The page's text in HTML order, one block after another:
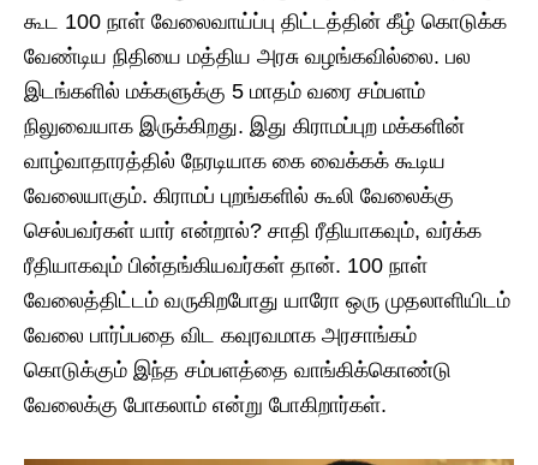
கூட 100 நாள் வேலைவாய்ப்பு திட்டத்தின் கீழ் கொடுக்க
வேண்டிய நிதியை மத்திய அரசு வழங்கவில்லை. பல
இடங்களில் மக்களுக்கு 5 மாதம் வரை சம்பளம்
நிலுவையாக இருக்கிறது. இது கிராமப்புற மக்களின்
வாழ்வாதாரத்தில் நேரடியாக கை வைக்கக் கூடிய
வேலையாகும். கிராமப் புறங்களில் கூலி வேலைக்கு
செல்பவர்கள் யார் என்றால்? சாதி ரீதியாகவும், வர்க்க
ரீதியாகவும் பின்தங்கியவர்கள் தான். 100 நாள்
வேலைத்திட்டம் வருகிறபோது யாரோ ஒரு முதலாளியிடம்
வேலை பார்ப்பதை விட கவுரவமாக அரசாங்கம்
கொடுக்கும் இந்த சம்பளத்தை வாங்கிக்கொண்டு
வேலைக்கு போகலாம் என்று போகிறார்கள்.